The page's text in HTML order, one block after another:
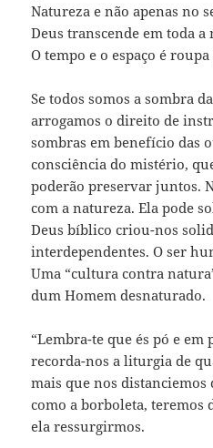
Natureza e não apenas no
Deus transcende em toda
O tempo e o espaço é
Se todos somos a sombra
arrogamos o direito de
sombras em benefício das
consciência do mistério,
poderão preservar juntos.
com a natureza. Ela pode
Deus bíblico criou-nos
interdependentes. O ser
Uma “cultura contra
dum Homem desnaturado.
“Lembra-te que és pó e em
recorda-nos a liturgia de
mais que nos distanciemos
como a borboleta, teremos
ela ressurgirmos.